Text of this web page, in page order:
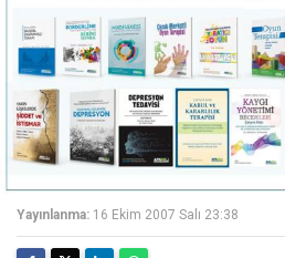
Yayınlanma: 16 Ekim 2007 Salı 23:38